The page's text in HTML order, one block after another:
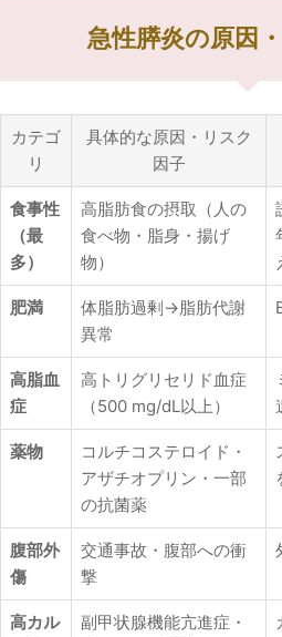
急性膵炎の原因
カテゴ
リ
具体的な原因・リスク
因子
食事性
（最
多）
高脂肪食の摂取（人の
食べ物・脂身・揚げ
物）
肥満
体脂肪過剰→脂肪代謝
異常
高脂血
症
高トリグリセリド血症
（500 mg/dL以上）
薬物
コルチコステロイド・
アザチオプリン・一部
の抗菌薬
腹部外
傷
交通事故・腹部への衝
撃
高カル
副甲状腺機能亢進症・